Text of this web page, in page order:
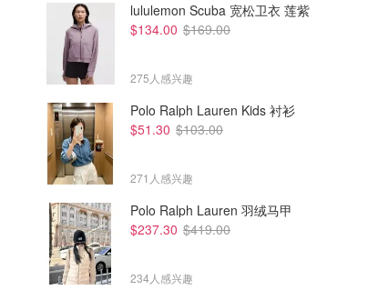
$5395.00
Hermes Herbag Zip 31 手袋
$6340.00
39 包
lululemon Scuba 宽松卫衣 莲紫
$134.00 $169.00
275人感兴趣
Polo Ralph Lauren Kids 衬衫
$51.30 $103.00
271人感兴趣
Polo Ralph Lauren 羽绒马甲
$237.30 $419.00
234人感兴趣